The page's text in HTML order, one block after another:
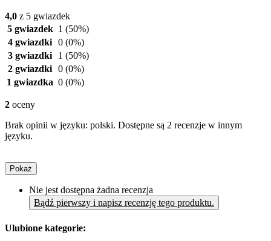
4,0 z 5 gwiazdek
5 gwiazdek 1 (50%)
4 gwiazdki 0 (0%)
3 gwiazdki
1 (50%)
2 gwiazdki 0 (0%)
1 gwiazdka 0 (0%)
2 oceny
Brak opinii w języku: polski. Dostępne są 2 recenzje w innym
języku.
Pokaż
Nie jest dostępna żadna recenzja
Bądź pierwszy i napisz recenzję tego produktu.
Ulubione kategorie: